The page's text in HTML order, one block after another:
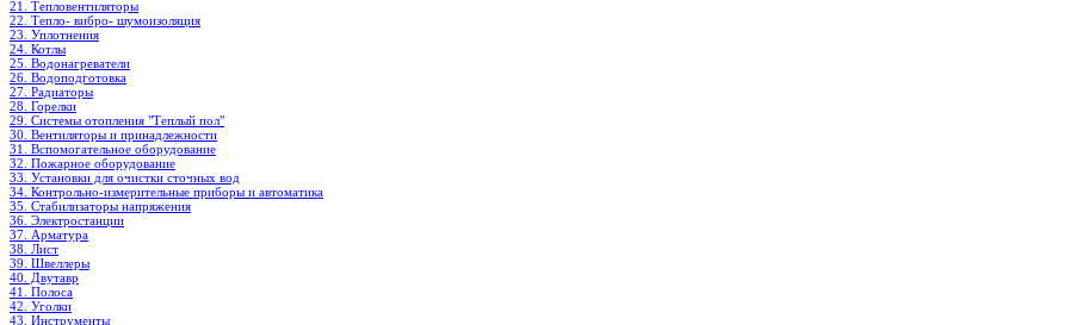
21. Тепловентиляторы
22. Тепло- вибро- шумоизоляция
23. Уплотнения
24. Котлы
25. Водонагреватели
26. Водоподготовка
27. Радиаторы
28. Горелки
29. Системы отопления "Теплый пол"
30. Вентиляторы и принадлежности
31. Вспомогательное оборудование
32. Пожарное оборудование
33. Установки для очистки сточных вод
34. Контрольно-измерительные приборы и автоматика
35. Стабилизаторы напряжения
36. Электростанции
37. Арматура
38. Лист
39. Швеллеры
40. Двутавр
41. Полоса
42. Уголки
43. Инструменты